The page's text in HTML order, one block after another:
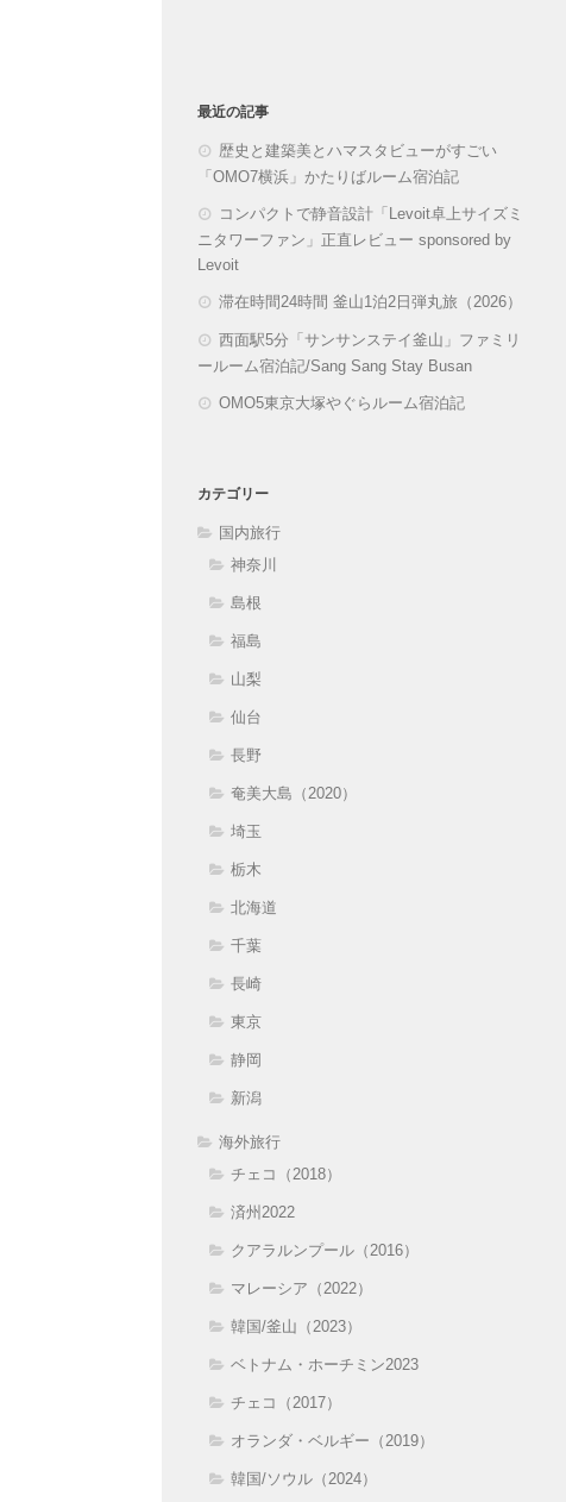
最近の記事
歴史と建築美とハマスタビューがすごい
「OMO7横浜」かたりばルーム宿泊記
コンパクトで静音設計「Levoit卓上サイズミ
ニタワーファン」正直レビュー sponsored by
Levoit
滞在時間24時間 釜山1泊2日弾丸旅（2026）
西面駅5分「サンサンステイ釜山」ファミリ
ールーム宿泊記/Sang Sang Stay Busan
OMO5東京大塚やぐらルーム宿泊記
カテゴリー
国内旅行
神奈川
島根
福島
山梨
仙台
長野
奄美大島（2020）
埼玉
栃木
北海道
千葉
長崎
東京
静岡
新潟
海外旅行
チェコ（2018）
済州2022
クアラルンプール（2016）
マレーシア（2022）
韓国/釜山（2023）
ベトナム・ホーチミン2023
チェコ（2017）
オランダ・ベルギー（2019）
韓国/ソウル（2024）